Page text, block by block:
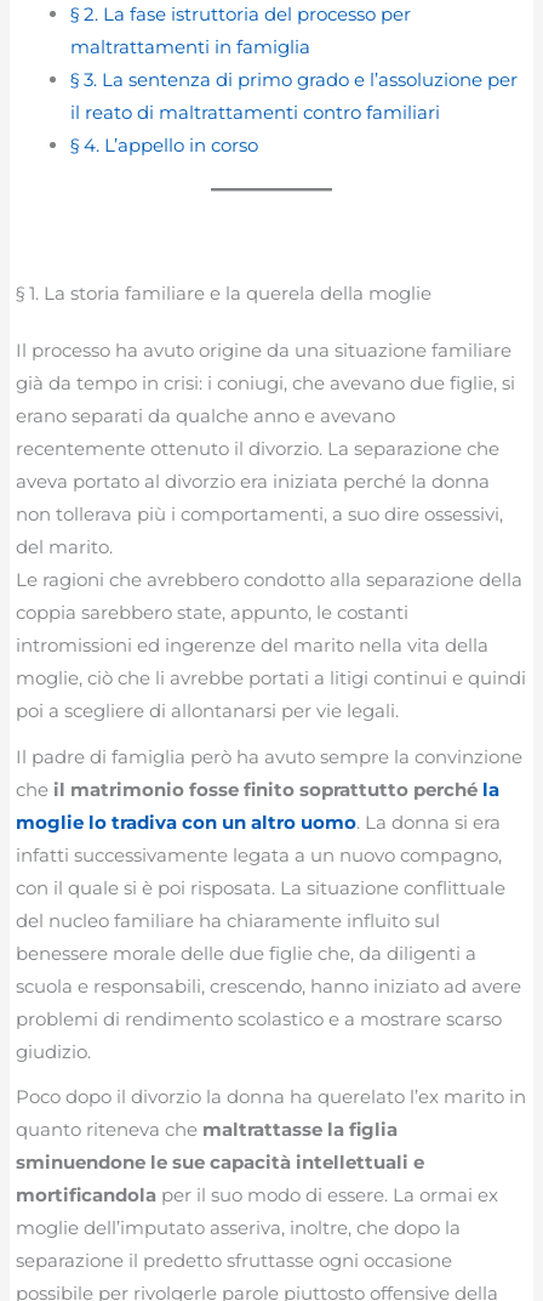
§ 2. La fase istruttoria del processo per
maltrattamenti in famiglia
§ 3. La sentenza di primo grado e l’assoluzione per
il reato di maltrattamenti contro familiari
§ 4. L’appello in corso
§ 1. La storia familiare e la querela della moglie
Il processo ha avuto origine da una situazione familiare
già da tempo in crisi: i coniugi, che avevano due figlie, si
erano separati da qualche anno e avevano
recentemente ottenuto il divorzio. La separazione che
aveva portato al divorzio era iniziata perché la donna
non tollerava più i comportamenti, a suo dire ossessivi,
del marito.
Le ragioni che avrebbero condotto alla separazione della
coppia sarebbero state, appunto, le costanti
intromissioni ed ingerenze del marito nella vita della
moglie, ciò che li avrebbe portati a litigi continui e quindi
poi a scegliere di allontanarsi per vie legali.
Il padre di famiglia però ha avuto sempre la convinzione
che il matrimonio fosse finito soprattutto perché la
moglie lo tradiva con un altro uomo. La donna si era
infatti successivamente legata a un nuovo compagno,
con il quale si è poi risposata. La situazione conflittuale
del nucleo familiare ha chiaramente influito sul
benessere morale delle due figlie che, da diligenti a
scuola e responsabili, crescendo, hanno iniziato ad avere
problemi di rendimento scolastico e a mostrare scarso
giudizio.
Poco dopo il divorzio la donna ha querelato l’ex marito in
quanto riteneva che maltrattasse la figlia
sminuendone le sue capacità intellettuali e
mortificandola per il suo modo di essere. La ormai ex
moglie dell’imputato asseriva, inoltre, che dopo la
separazione il predetto sfruttasse ogni occasione
possibile per rivolgerle parole piuttosto offensive della